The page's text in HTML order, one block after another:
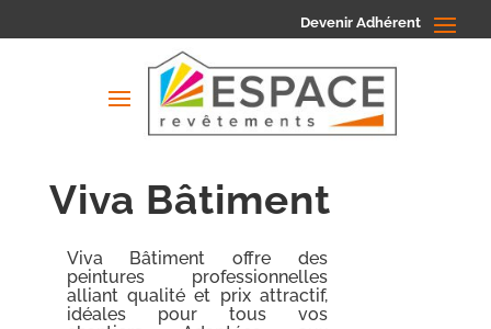
Devenir Adhérent
Viva Bâtiment
Viva Bâtiment offre des
peintures professionnelles
alliant qualité et prix attractif,
idéales pour tous vos